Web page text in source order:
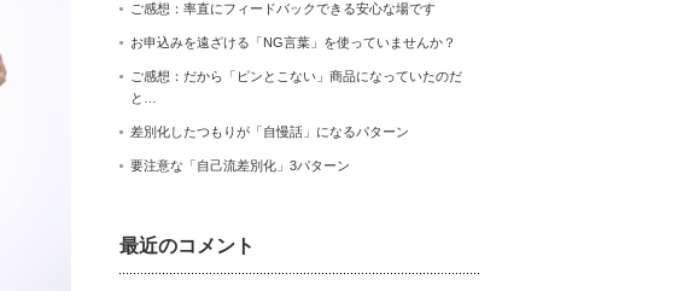
ご感想：率直にフィードバックできる安心な場です
お申込みを遠ざける「NG言葉」を使っていませんか？
ご感想：だから「ピンとこない」商品になっていたのだ
と…
差別化したつもりが「自慢話」になるパターン
要注意な「自己流差別化」3パターン
最近のコメント